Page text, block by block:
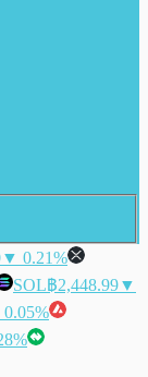
▼ 0.21%
SOL฿2,448.99▼